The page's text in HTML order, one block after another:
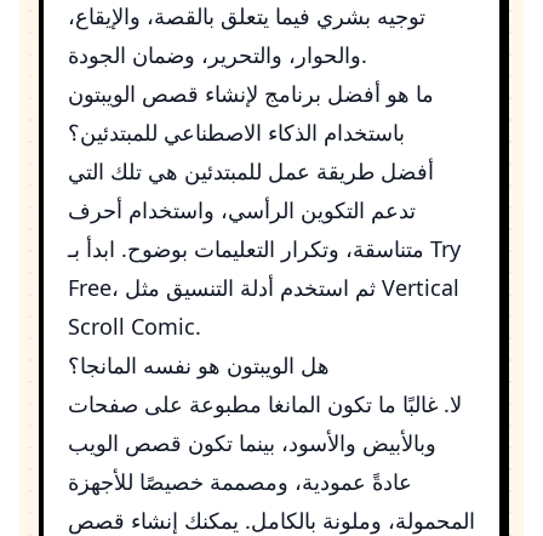
توجيه بشري فيما يتعلق بالقصة، والإيقاع،
والحوار، والتحرير، وضمان الجودة.
ما هو أفضل برنامج لإنشاء قصص الويبتون
باستخدام الذكاء الاصطناعي للمبتدئين؟
أفضل طريقة عمل للمبتدئين هي تلك التي
تدعم التكوين الرأسي، واستخدام أحرف
Try
Free
Vertical
Scroll Comic.
هل الويبتون هو نفسه المانجا؟
لا. غالبًا ما تكون المانغا مطبوعة على صفحات
وبالأبيض والأسود، بينما تكون قصص الويب
عادةً عمودية، ومصممة خصيصًا للأجهزة
المحمولة، وملونة بالكامل. يمكنك إنشاء قصص